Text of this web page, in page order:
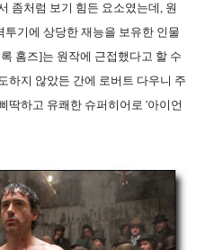
좀처럼 보기 힘든 요소였는데, 원
투기에 상당한 재능을 보유한 인물
홈즈]는 원작에 근접했다고 할 수
하지 않았든 간에 로버트 다우니 주
딱하고 유쾌한 슈퍼히어로 '아이언